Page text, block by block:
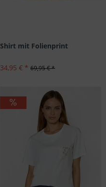
Shirt mit Folienprint
34,95 € * 69,95 € *